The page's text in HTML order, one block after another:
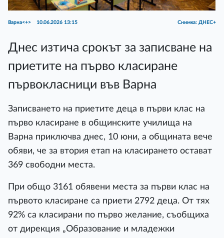
Варна<+> 10.06.2026 13:15 Снимка: ДНЕС+
Днес изтича срокът за записване на
приетите на първо класиране
първокласници във Варна
Записването на приетите деца в първи клас на
първо класиране в общинските училища на
Варна приключва днес, 10 юни, а общината вече
обяви, че за втория етап на класирането остават
369 свободни места.
При общо 3161 обявени места за първи клас на
първото класиране са приети 2792 деца. От тях
92% са класирани по първо желание, съобщиха
от дирекция „Образование и младежки